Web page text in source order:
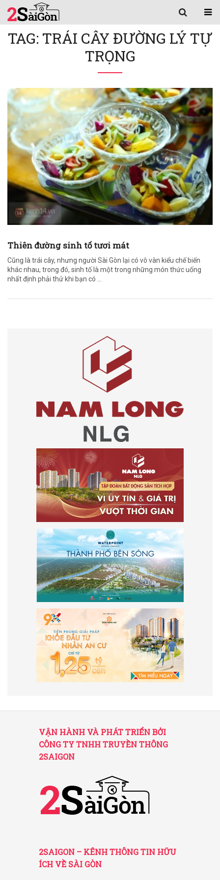
TAG: TRÁI CÂY ĐƯỜNG LÝ TỰ
TRỌNG
Thiên đường sinh tố tươi mát
Cũng là trái cây, nhưng người Sài Gòn lại có vô vàn kiểu chế biến
khác nhau, trong đó, sinh tố là một trong những món thức uống
nhất định phải thử khi bạn có ...
VẬN HÀNH VÀ PHÁT TRIỂN BỞI
CÔNG TY TNHH TRUYỀN THÔNG
2SAIGON
2SAIGON – KÊNH THÔNG TIN HỮU
ÍCH VỀ SÀI GÒN